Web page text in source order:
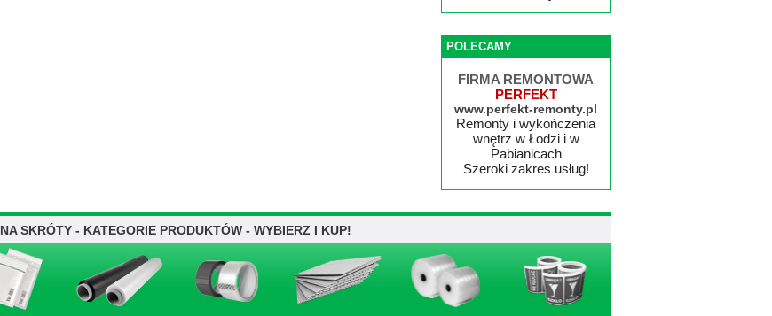
POLECAMY
FIRMA REMONTOWA
PERFEKT
www.perfekt-remonty.pl
Remonty i wykończenia
wnętrz w Łodzi i w
Pabianicach
Szeroki zakres usług!
NA SKRÓTY - KATEGORIE PRODUKTÓW - WYBIERZ I KUP!